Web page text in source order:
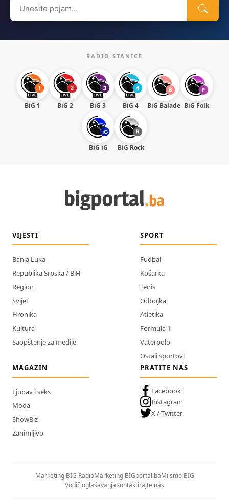
for:
RADIO STANICE
BiG 1 BiG 2 BiG 3 BiG 4 BiG Balade BiG Folk
BiG iG BiG Rock
VIJESTI
Banja Luka
Republika Srpska / BiH
Region
Svijet
Hronika
Kultura
Saopštenje za medije
SPORT
Fudbal
Košarka
Tenis
Odbojka
Atletika
Formula 1
Vaterpolo
Ostali sportovi
MAGAZIN
Ljubav i seks
Moda
ShowBiz
Zanimljivo
PRATITE NAS
Facebook
Instagram
X / Twitter
Marketing BIG RadioMarketing BIGportal.baMi smo BIG
Vodič oglašavanjaKontaktirajte nas